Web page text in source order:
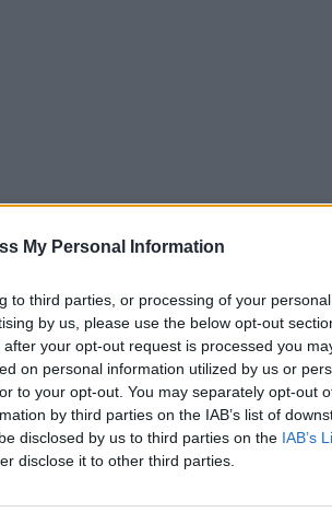
My Personal Information
to third parties, or processing of your
by us, please use the below opt-out
your opt-out request is processed you
on personal information utilized by us or
to your opt-out. You may separately opt-out
by third parties on the IAB’s list of
disclosed by us to third parties on the IAB’s
disclose it to other third parties.
Παπαγιάννης, Martin Laer,
Καρλής